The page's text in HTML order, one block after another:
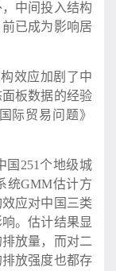
中间投入结构
已成为影响居
效应加剧了中
板数据的经验
际贸易问题》
国251个地级城
统GMM估计方
应对中国三类
。估计结果显
放量，而对二
放强度也都存